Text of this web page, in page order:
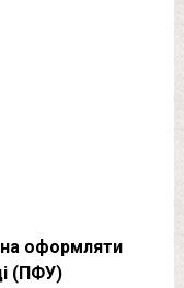
оформляти
(ПФУ)